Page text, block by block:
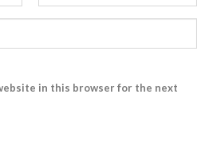
in this browser for the next